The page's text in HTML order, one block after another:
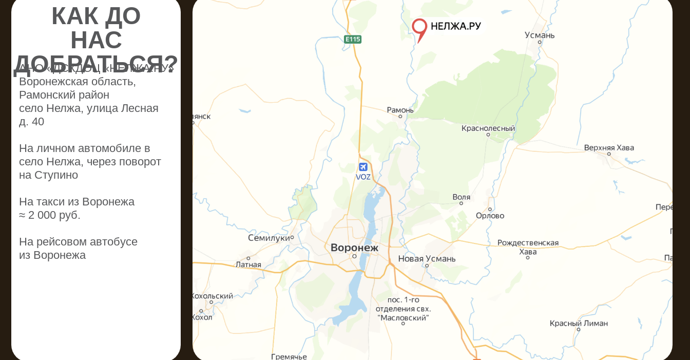
село Нелжа, через поворот
на Ступино
На такси из Воронежа
≈ 2 000 руб.
На рейсовом автобусе
из Воронежа
КРУГОВОРОТ
ПРИКЛЮЧЕНИЙ
КРУГЛЫЙ ГОД
Согласие посетителя на обработку персональных данных
Политика в отношении персональных данных
Пользовательское соглашение
Договор оферта
Контакты
Блог
О парке Афиша Направления Для групп
+7 (473) 233-07-